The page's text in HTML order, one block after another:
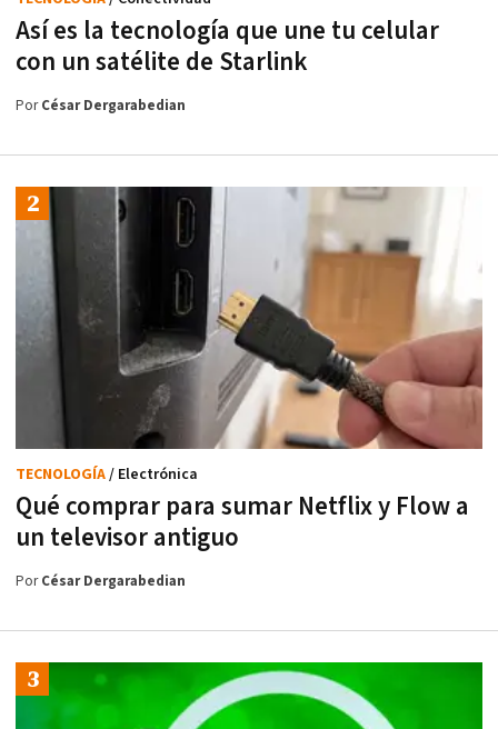
Así es la tecnología que une tu celular
con un satélite de Starlink
PorCésar Dergarabedian
Qué comprar para sumar Netflix y Flow a
un televisor antiguo
TECNOLOGÍA/ Electrónica
PorCésar Dergarabedian